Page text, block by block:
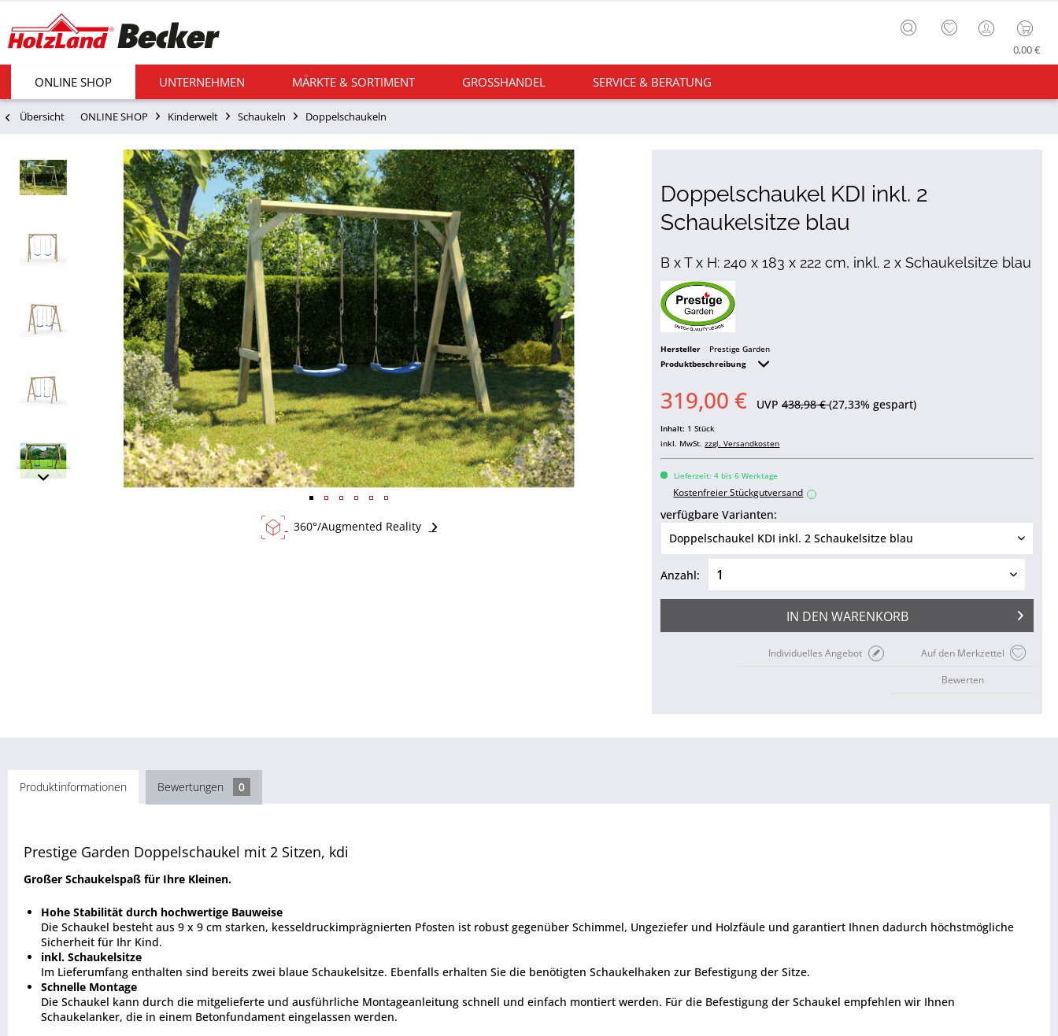
0,00 €
ONLINE SHOP UNTERNEHMEN MÄRKTE & SORTIMENT GROSSHANDEL SERVICE & BERATUNG
Übersicht ONLINE SHOP Kinderwelt Schaukeln Doppelschaukeln
360°/Augmented Reality
Doppelschaukel KDI inkl. 2
Schaukelsitze blau
B x T x H: 240 x 183 x 222 cm, inkl. 2 x Schaukelsitze blau
Hersteller
Prestige Garden
Produktbeschreibung
319,00 € UVP438,98 €(27,33% gespart)
Inhalt: 1 Stück
inkl. MwSt.zzgl. Versandkosten
Lieferzeit: 4 bis 6 Werktage
Kostenfreier Stückgutversand i
verfügbare Varianten:
Anzahl:
IN DEN WARENKORB
Auf den Merkzettel
Individuelles Angebot
Bewerten
Produktinformationen Bewertungen 0
Prestige Garden Doppelschaukel mit 2 Sitzen, kdi
Großer Schaukelspaß für Ihre Kleinen.
Hohe Stabilität durch hochwertige Bauweise
Die Schaukel besteht aus 9 x 9 cm starken, kesseldruckimprägnierten Pfosten ist robust gegenüber Schimmel, Ungeziefer und Holzfäule und garantiert Ihnen dadurch höchstmögliche
Sicherheit für Ihr Kind.
inkl. Schaukelsitze
Im Lieferumfang enthalten sind bereits zwei blaue Schaukelsitze. Ebenfalls erhalten Sie die benötigten Schaukelhaken zur Befestigung der Sitze.
Schnelle Montage
Die Schaukel kann durch die mitgelieferte und ausführliche Montageanleitung schnell und einfach montiert werden. Für die Befestigung der Schaukel empfehlen wir Ihnen
Schaukelanker, die in einem Betonfundament eingelassen werden.